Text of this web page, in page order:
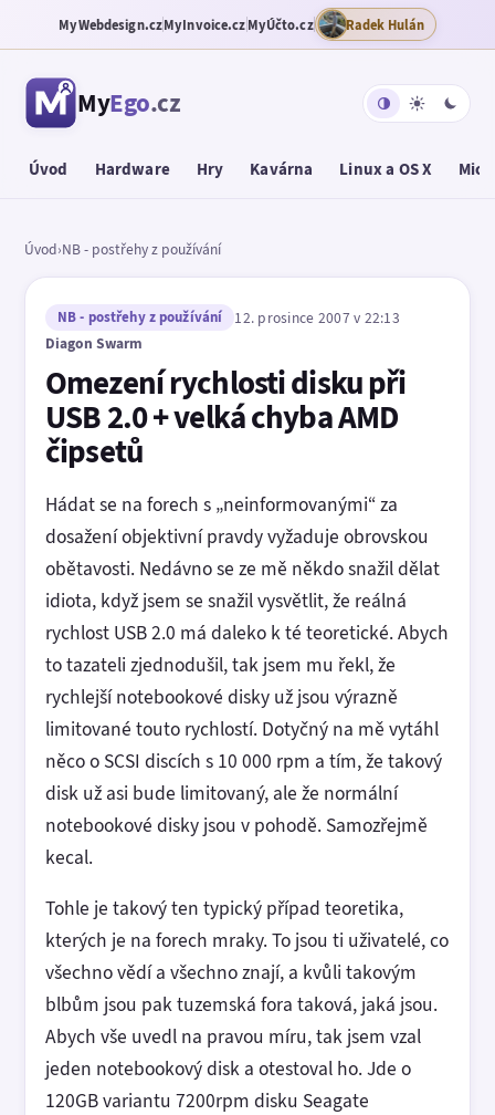
MyWebdesign.czMyInvoice.czMyÚčto.cz Radek Hulán
MyEgo.cz
Úvod Hardware Hry Kavárna Linux a OS X
Úvod›NB - postřehy z používání
NB - postřehy z používání
12. prosince 2007 v 22:13
Diagon Swarm
Omezení rychlosti disku při
USB 2.0 + velká chyba AMD
čipsetů
Hádat se na forech s „neinformovanými“ za
dosažení objektivní pravdy vyžaduje obrovskou
obětavosti. Nedávno se ze mě někdo snažil dělat
idiota, když jsem se snažil vysvětlit, že reálná
rychlost USB 2.0 má daleko k té teoretické. Abych
to tazateli zjednodušil, tak jsem mu řekl, že
rychlejší notebookové disky už jsou výrazně
limitované touto rychlostí. Dotyčný na mě vytáhl
něco o SCSI discích s 10 000 rpm a tím, že takový
disk už asi bude limitovaný, ale že normální
notebookové disky jsou v pohodě. Samozřejmě
kecal.
Tohle je takový ten typický případ teoretika,
kterých je na forech mraky. To jsou ti uživatelé, co
všechno vědí a všechno znají, a kvůli takovým
blbům jsou pak tuzemská fora taková, jaká jsou.
Abych vše uvedl na pravou míru, tak jsem vzal
jeden notebookový disk a otestoval ho. Jde o
120GB variantu 7200rpm disku Seagate